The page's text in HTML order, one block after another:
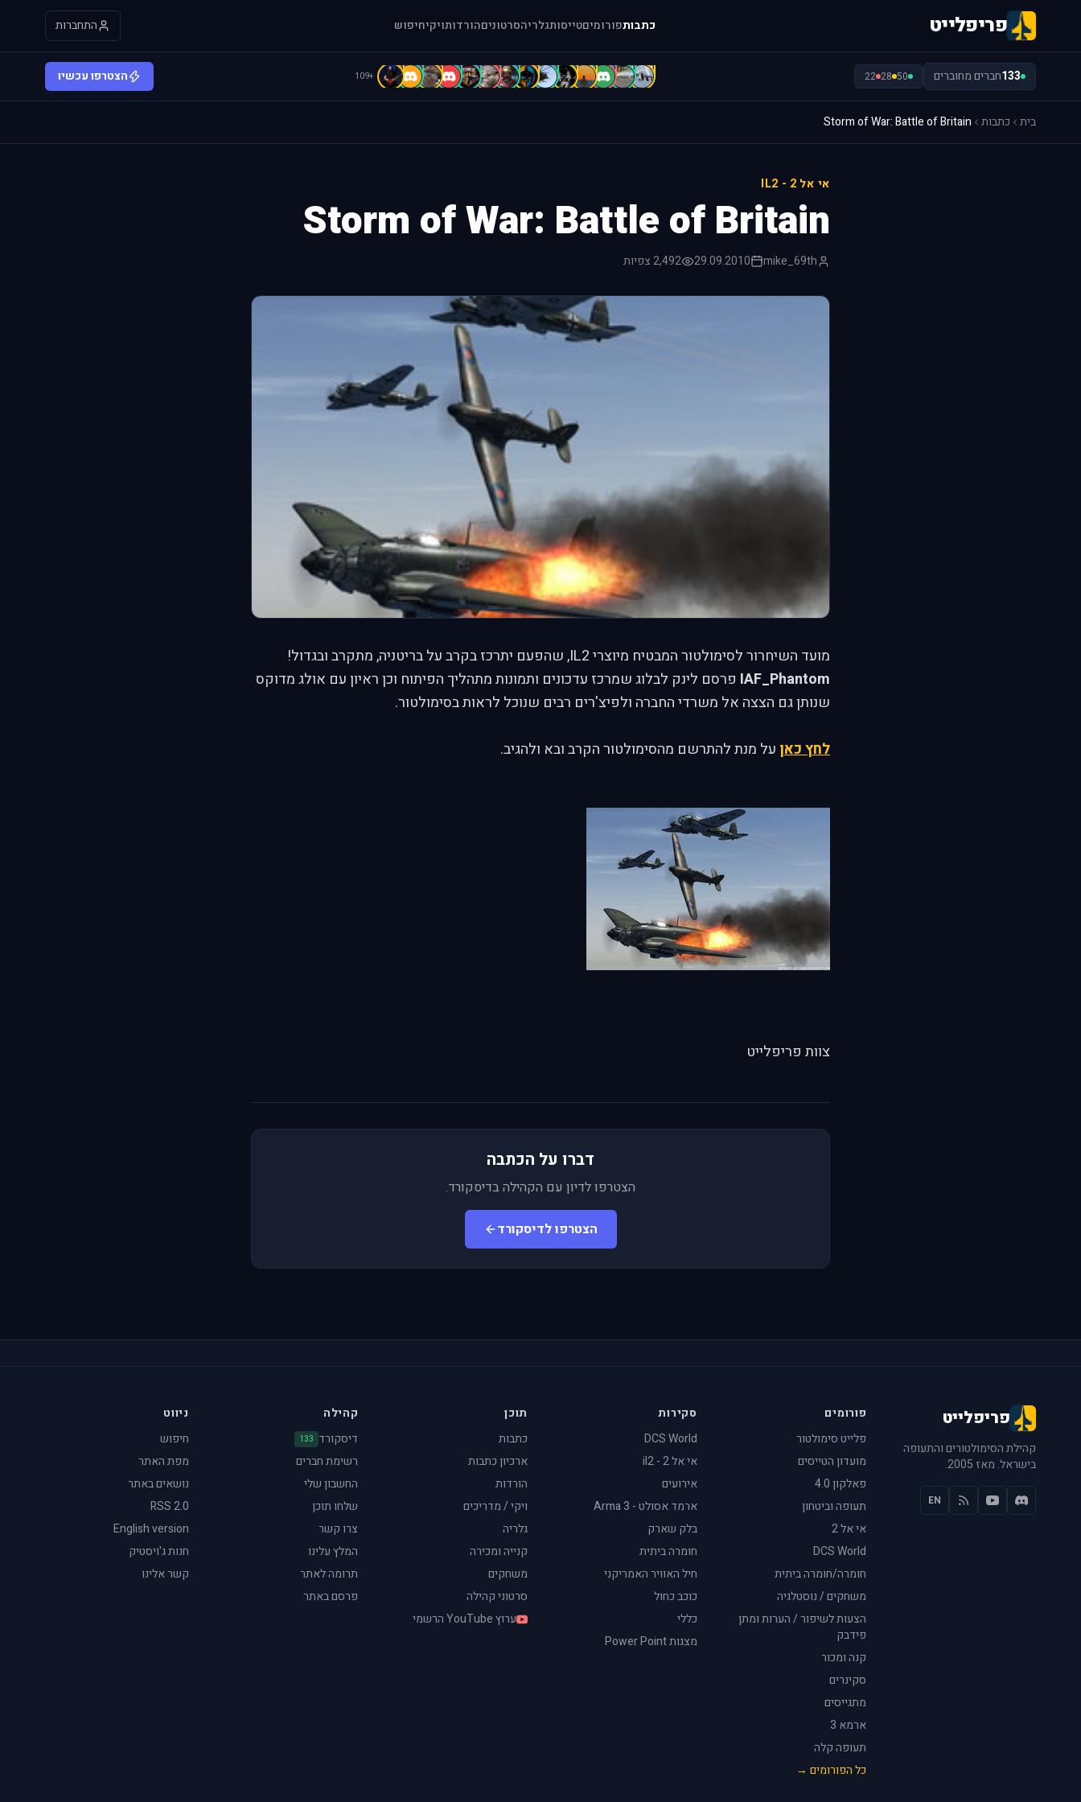
פריפלייט כתבותפורומיםטייסותגלריהסרטוניםהורדותויקיחיפוש התחברות
133חברים מחוברים 50
28
22
[
[
a
A
A
A
A
A
A
b
b
B
B
b
+109 הצטרפו עכשיו
בית כתבות Storm of War: Battle of Britain
אי אל 2 - IL2
Storm of War: Battle of Britain
mike_69th
29.09.2010 2,492 צפיות
מועד השיחרור לסימולטור המבטיח מיוצרי IL2, שהפעם יתרכז בקרב על בריטניה, מתקרב ובגדול!
IAF_Phantom פרסם לינק לבלוג שמרכז עדכונים ותמונות מתהליך הפיתוח וכן ראיון עם אולג מדוקס
שנותן גם הצצה אל משרדי החברה ולפיצ'רים רבים שנוכל לראות בסימולטור.
לחץ כאן על מנת להתרשם מהסימולטור הקרב ובא ולהגיב.
צוות פריפלייט
דברו על הכתבה
הצטרפו לדיון עם הקהילה בדיסקורד.
הצטרפו לדיסקורד
פריפלייט
קהילת הסימולטורים והתעופה
בישראל. מאז 2005.
EN
פורומים
פלייט סימולטור
מועדון הטייסים
פאלקון 4.0
תעופה וביטחון
אי אל 2
DCS World
חומרה/חומרה ביתית
משחקים / נוסטלגיה
הצעות לשיפור / הערות ומתן
פידבק
קנה ומכור
סקינרים
מתגייסים
ארמא 3
תעופה קלה
כל הפורומים →
סקירות
DCS World
אי אל 2 - il2
אירועים
ארמד אסולט - Arma 3
בלק שארק
חומרה ביתית
חיל האוויר האמריקני
כוכב כחול
כללי
מצגות Power Point
תוכן
כתבות
ארכיון כתבות
הורדות
ויקי / מדריכים
גלריה
קנייה ומכירה
משחקים
סרטוני קהילה
ערוץ YouTube הרשמי
קהילה
דיסקורד 133
רשימת חברים
החשבון שלי
שלחו תוכן
צרו קשר
המלץ עלינו
תרומה לאתר
פרסם באתר
ניווט
חיפוש
מפת האתר
נושאים באתר
RSS 2.0
English version
חנות ג'ויסטיק
קשר אלינו